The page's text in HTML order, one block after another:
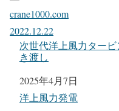
crane1000.com
2022.12.22
次世代洋上風力ター
き渡し
日付
2025年4月7日
関連理由
洋上風力発電